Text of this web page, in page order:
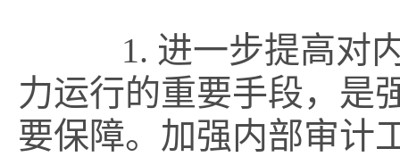
1. 进一步提高对内
力运行的重要手段，是
要保障。加强内部审计